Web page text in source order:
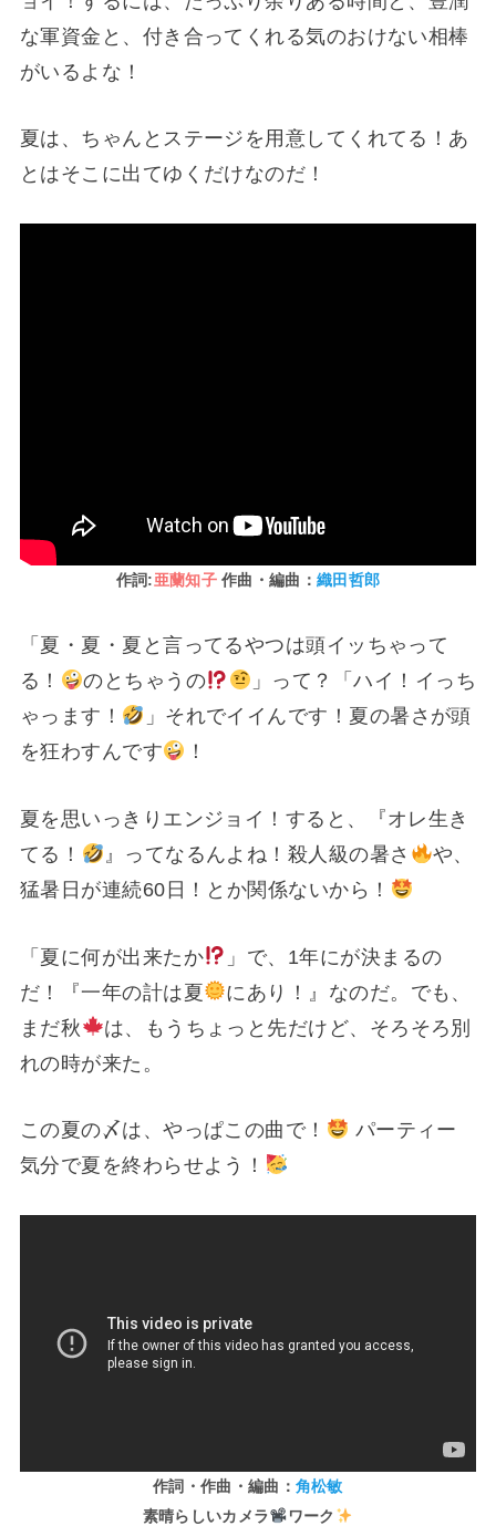
な軍資金と、付き合ってくれる気のおけない相棒
がいるよな！
夏は、ちゃんとステージを用意してくれてる！あ
とはそこに出てゆくだけなのだ！
作詞:亜蘭知子作曲・編曲： 織田哲郎
「夏・夏・夏と言ってるやつは頭イッちゃって
る！
のとちゃうの
」って？「ハイ！イっち
ゃっます！
」それでイイんです！夏の暑さが頭
を狂わすんです
！
夏を思いっきりエンジョイ！すると、『オレ生き
てる！
』ってなるんよね！殺人級の暑さ
や、
猛暑日が連続60日！とか関係ないから！
「夏に何が出来たか
」で、1年にが決まるの
だ！『一年の計は夏
にあり！』なのだ。でも、
まだ秋
は、もうちょっと先だけど、そろそろ別
れの時が来た。
この夏の〆は、やっぱこの曲で！
パーティー
気分で夏を終わらせよう！
作詞・作曲・編曲： 角松敏
素晴らしいカメラ
ワーク